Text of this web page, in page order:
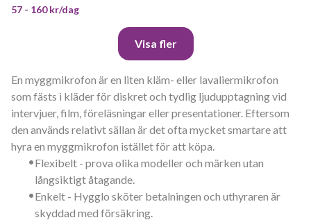
57 - 160 kr/dag
Visa fler
En myggmikrofon är en liten kläm- eller lavaliermikrofon
som fästs i kläder för diskret och tydlig ljudupptagning vid
intervjuer, film, föreläsningar eller presentationer. Eftersom
den används relativt sällan är det ofta mycket smartare att
hyra en myggmikrofon istället för att köpa.
•Flexibelt - prova olika modeller och märken utan
långsiktigt åtagande.
•Enkelt - Hygglo sköter betalningen och uthyraren är
skyddad med försäkring.